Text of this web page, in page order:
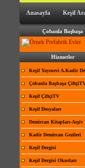
Anasayfa Keşif
Çobanla Başbaşa
Hizmetler
Keşif Yayınevi A.Kadir
Çobanla Başbaşa
Keşif ÇiftçiTV
Keşif Dosyaları
Demircan Kitapları-Arşiv
Kadir Demircan Gezileri
Keşif Dergisi
Keşif Dergisi Okurları